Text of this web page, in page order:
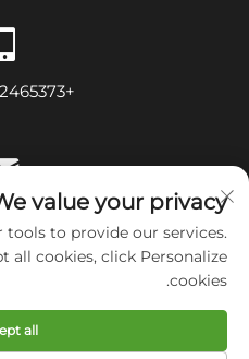
+86-18742465373
[email protected]
حقوق النسخ محفوظة © شركة
والميكانيكية المحدودة. جميع
value your privacy
tools to provide our services.
all cookies, click Personalize
cookies.
all